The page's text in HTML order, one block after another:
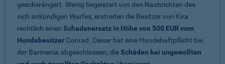
geschwängert. Wenig begeistert von den Nachrichten des
sich ankündigen Wurfes, erstreiten die Besitzer von Kira
rechtlich einen Schadenersatz in Höhe von 500 EUR vom
Hundebesitzer Conrad. Dieser hat eine Hundehaftpflicht bei
der Barmenia abgeschlossen, dieSchäden bei ungewollten